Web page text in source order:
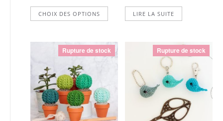
CHOIX DES OPTIONS
Ce
variations.
Les
peuvent
choisies
sur
la
LIRE LA SUITE
Rupture de stock Rupture de stock